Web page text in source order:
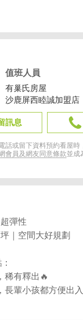
值班人員
有巢氏房屋
沙鹿屏西睦誠加盟店
訊息
話或留下資料預約看屋時
會員及網友同意條款並成
彈性
｜空間大好規劃
稀有釋出🔥
長輩小孩都方便出入